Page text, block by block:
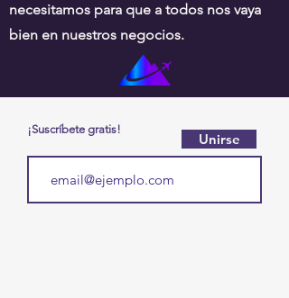
necesitamos para que a todos nos vaya
bien en nuestros negocios.
¡Suscríbete gratis!
Unirse